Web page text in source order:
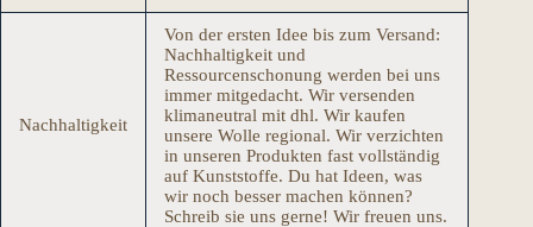
Nachhaltigkeit
Von der ersten Idee bis zum Versand:
Nachhaltigkeit und
Ressourcenschonung werden bei uns
immer mitgedacht. Wir versenden
klimaneutral mit dhl. Wir kaufen
unsere Wolle regional. Wir verzichten
in unseren Produkten fast vollständig
auf Kunststoffe. Du hat Ideen, was
wir noch besser machen können?
Schreib sie uns gerne! Wir freuen uns.